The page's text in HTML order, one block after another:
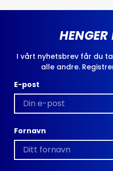
I vårt nyhetsbrev får du
alle andre.
E-post
Fornavn